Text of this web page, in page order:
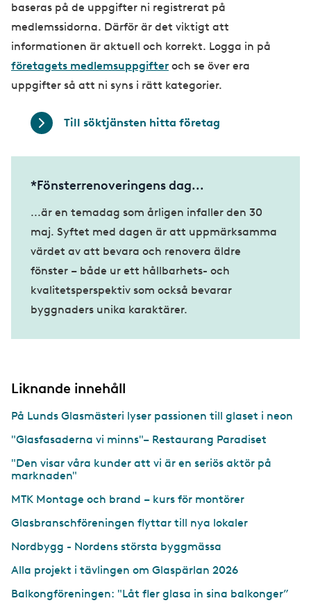
baseras på de uppgifter ni registrerat på
medlemssidorna. Därför är det viktigt att
informationen är aktuell och korrekt. Logga in på
företagets medlemsuppgifter och se över era
uppgifter så att ni syns i rätt kategorier.
Till söktjänsten hitta företag
*Fönsterrenoveringens dag...
...är en temadag som årligen infaller den 30
maj. Syftet med dagen är att uppmärksamma
värdet av att bevara och renovera äldre
fönster – både ur ett hållbarhets- och
kvalitetsperspektiv som också bevarar
byggnaders unika karaktärer.
Liknande innehåll
På Lunds Glasmästeri lyser passionen till glaset i neon
"Glasfasaderna vi minns"– Restaurang Paradiset
"Den visar våra kunder att vi är en seriös aktör på
marknaden"
MTK Montage och brand – kurs för montörer
Glasbranschföreningen flyttar till nya lokaler
Nordbygg - Nordens största byggmässa
Alla projekt i tävlingen om Glaspärlan 2026
Balkongföreningen: "Låt fler glasa in sina balkonger”